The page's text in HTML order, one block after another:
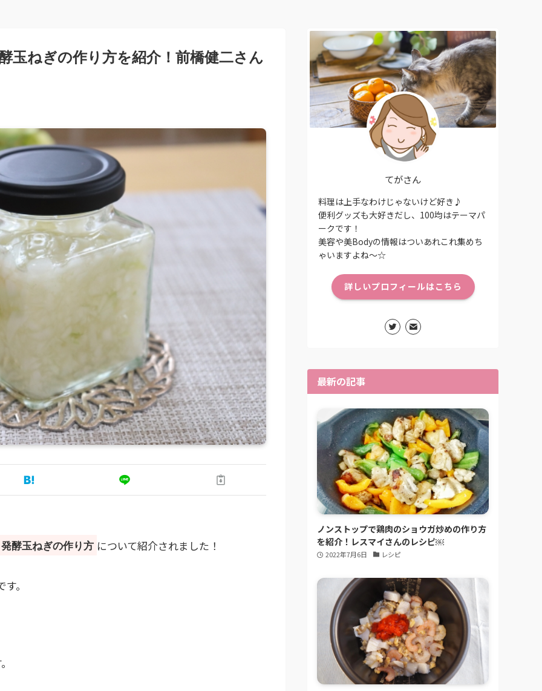
玉ねぎの作り方を紹介！前橋健二さん
発酵玉ねぎの作り方 について紹介されました！
。
てがさん
料理は上手なわけじゃないけど好き♪
便利グッズも大好きだし、100均はテーマパ
ークです！
美容や美Bodyの情報はついあれこれ集めち
ゃいますよね〜☆
詳しいプロフィールはこちら
最新の記事
ノンストップで鶏肉のショウガ炒めの作り方
を紹介！レスマイさんのレシピ￼
2022年7月6日 レシピ